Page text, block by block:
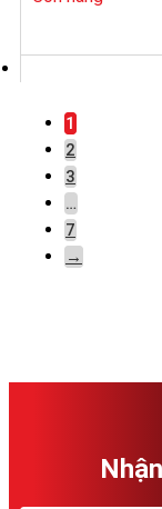
1
2
3
…
7
→